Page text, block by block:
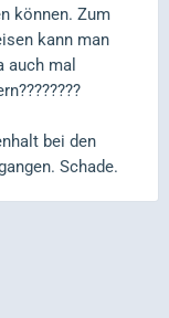
können. Zum
kann man
auch mal
bei den
Schade.